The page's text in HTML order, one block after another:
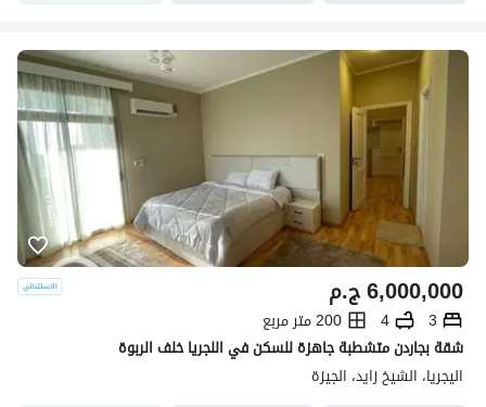
ج.م6,000,000
3
4
200 متر مربع
شقة بجاردن متشطبة جاهزة للسكن في اللجريا خلف الربوة
اليجريا، الشيخ زايد، الجيزة